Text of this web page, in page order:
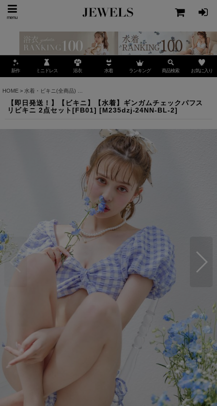
menu
新作 ミニドレス 浴衣 水着 ランキング 商品検索 お気に入り
HOME > 水着・ビキニ(全商品)
【即日発送！】【ビキニ】【水着】ギンガムチェックパフス
リビキニ 2点セット[FB01] [M235dzj-24NN-BL-2]